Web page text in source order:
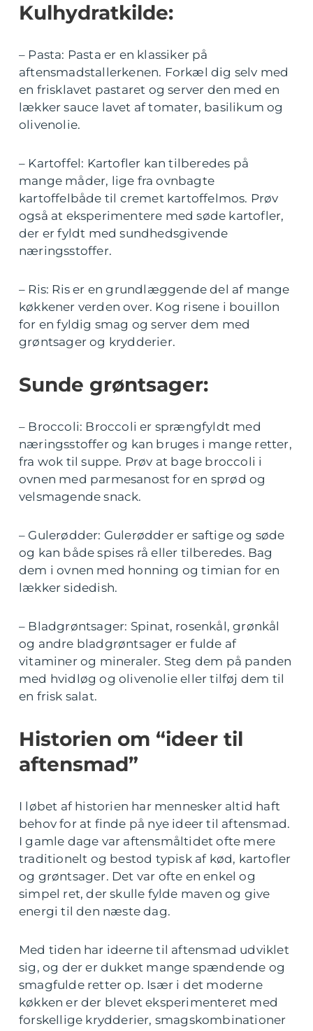
Kulhydratkilde:
– Pasta: Pasta er en klassiker på
aftensmadstallerkenen. Forkæl dig selv med
en frisklavet pastaret og server den med en
lækker sauce lavet af tomater, basilikum og
olivenolie.
– Kartoffel: Kartofler kan tilberedes på
mange måder, lige fra ovnbagte
kartoffelbåde til cremet kartoffelmos. Prøv
også at eksperimentere med søde kartofler,
der er fyldt med sundhedsgivende
næringsstoffer.
– Ris: Ris er en grundlæggende del af mange
køkkener verden over. Kog risene i bouillon
for en fyldig smag og server dem med
grøntsager og krydderier.
Sunde grøntsager:
– Broccoli: Broccoli er sprængfyldt med
næringsstoffer og kan bruges i mange retter,
fra wok til suppe. Prøv at bage broccoli i
ovnen med parmesanost for en sprød og
velsmagende snack.
– Gulerødder: Gulerødder er saftige og søde
og kan både spises rå eller tilberedes. Bag
dem i ovnen med honning og timian for en
lækker sidedish.
– Bladgrøntsager: Spinat, rosenkål, grønkål
og andre bladgrøntsager er fulde af
vitaminer og mineraler. Steg dem på panden
med hvidløg og olivenolie eller tilføj dem til
en frisk salat.
Historien om “ideer til
aftensmad”
I løbet af historien har mennesker altid haft
behov for at finde på nye ideer til aftensmad.
I gamle dage var aftensmåltidet ofte mere
traditionelt og bestod typisk af kød, kartofler
og grøntsager. Det var ofte en enkel og
simpel ret, der skulle fylde maven og give
energi til den næste dag.
Med tiden har ideerne til aftensmad udviklet
sig, og der er dukket mange spændende og
smagfulde retter op. Især i det moderne
køkken er der blevet eksperimenteret med
forskellige krydderier, smagskombinationer